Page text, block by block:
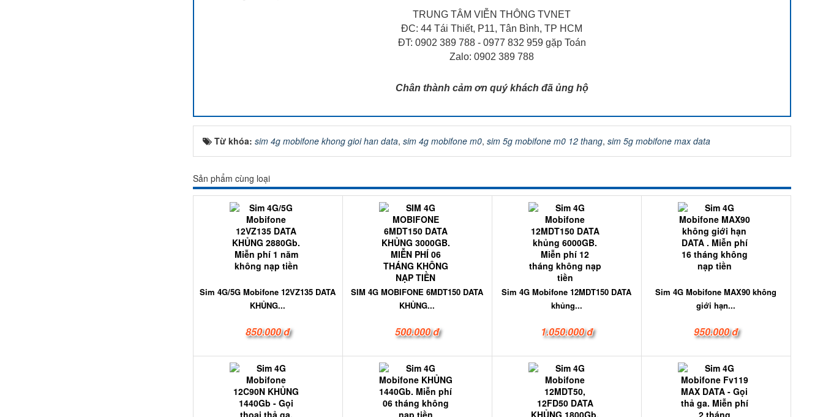
TRUNG TÂM VIỄN THÔNG TVNET
ĐC: 44 Tái Thiết, P11, Tân Bình, TP HCM
ĐT: 0902 389 788 - 0977 832 959 gặp Toán
Zalo: 0902 389 788
Chân thành cảm ơn quý khách đã ủng hộ
Từ khóa: sim 4g mobifone khong gioi han data, sim 4g mobifone m0, sim 5g mobifone m0 12 thang, sim 5g mobifone max data
Sản phẩm cùng loại
Sim 4G/5G Mobifone 12VZ135 DATA
KHỦNG...
850.000 đ
SIM 4G MOBIFONE 6MDT150 DATA
KHỦNG...
500.000 đ
Sim 4G Mobifone 12MDT150 DATA
khủng...
1.050.000 đ
Sim 4G Mobifone MAX90 không
giới hạn...
950.000 đ